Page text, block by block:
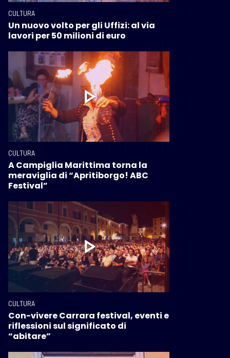
CULTURA
Un nuovo volto per gli Uffizi: al via
lavori per 50 milioni di euro
CULTURA
A Campiglia Marittima torna la
meraviglia di “Apritiborgo! ABC
Festival”
CULTURA
Con-vivere Carrara festival, eventi e
riflessioni sul significato di
“abitare”